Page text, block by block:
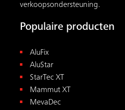
verkoopsondersteuning.
Populaire producten
AluFix
AluStar
StarTec XT
Mammut XT
MevaDec